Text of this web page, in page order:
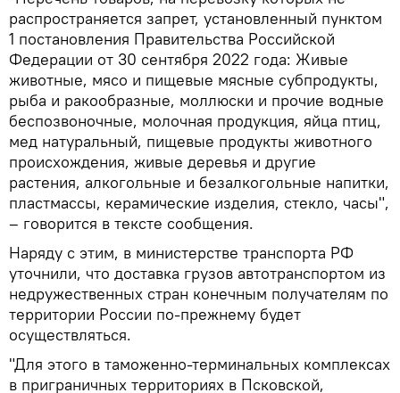
распространяется запрет, установленный пунктом
1 постановления Правительства Российской
Федерации от 30 сентября 2022 года: Живые
животные, мясо и пищевые мясные субпродукты,
рыба и ракообразные, моллюски и прочие водные
беспозвоночные, молочная продукция, яйца птиц,
мед натуральный, пищевые продукты животного
происхождения, живые деревья и другие
растения, алкогольные и безалкогольные напитки,
пластмассы, керамические изделия, стекло, часы",
– говорится в тексте сообщения.
Наряду с этим, в министерстве транспорта РФ
уточнили, что доставка грузов автотранспортом из
недружественных стран конечным получателям по
территории России по-прежнему будет
осуществляться.
"Для этого в таможенно-терминальных комплексах
в приграничных территориях в Псковской,